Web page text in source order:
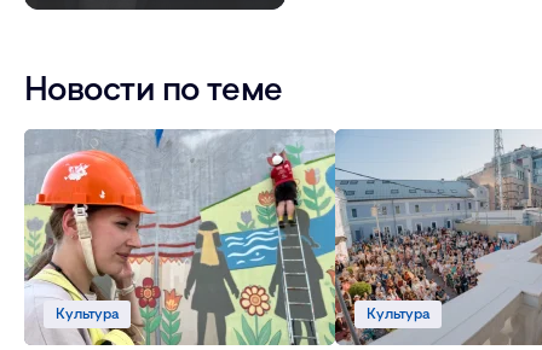
Новости по теме
Культура Культура